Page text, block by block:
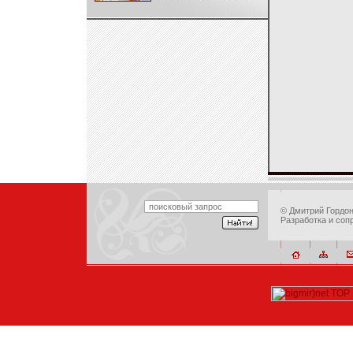
© Дмитрий Гордон
Разработка и